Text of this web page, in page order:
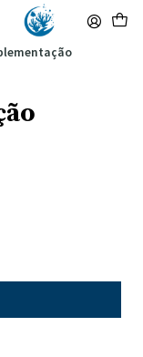
(Envio extresso: 14,90€)